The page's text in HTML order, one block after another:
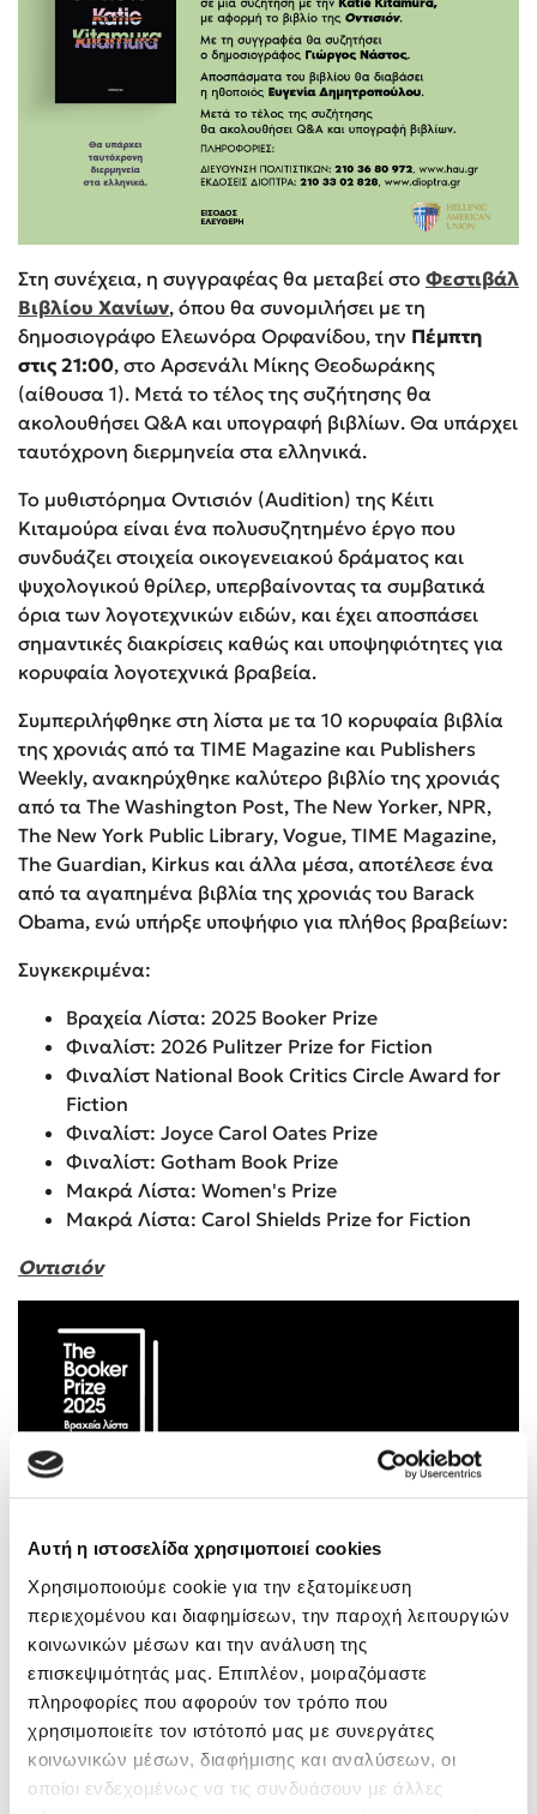
Αυτή η ιστοσελίδα χρησιμοποιεί cookies
Χρησιμοποιούμε cookie για την εξατομίκευση
περιεχομένου και διαφημίσεων, την παροχή λειτουργιών
κοινωνικών μέσων και την ανάλυση της
επισκεψιμότητάς μας. Επιπλέον, μοιραζόμαστε
πληροφορίες που αφορούν τον τρόπο που
χρησιμοποιείτε τον ιστότοπό μας με συνεργάτες
κοινωνικών μέσων, διαφήμισης και αναλύσεων, οι
οποίοι ενδεχομένως να τις συνδυάσουν με άλλες
Στη συνέχεια, η συγγραφέας θα μεταβεί στο Φεστιβάλ
Βιβλίου Χανίων, όπου θα συνομιλήσει με τη
δημοσιογράφο Ελεωνόρα Ορφανίδου, την Πέμπτη
στις 21:00, στο Αρσενάλι Μίκης Θεοδωράκης
(αίθουσα 1). Μετά το τέλος της συζήτησης θα
ακολουθήσει Q&A και υπογραφή βιβλίων. Θα υπάρχει
ταυτόχρονη διερμηνεία στα ελληνικά.
Το μυθιστόρημα Οντισιόν (Audition) της Κέιτι
Κιταμούρα είναι ένα πολυσυζητημένο έργο που
συνδυάζει στοιχεία οικογενειακού δράματος και
ψυχολογικού θρίλερ, υπερβαίνοντας τα συμβατικά
όρια των λογοτεχνικών ειδών, και έχει αποσπάσει
σημαντικές διακρίσεις καθώς και υποψηφιότητες για
κορυφαία λογοτεχνικά βραβεία.
Συμπεριλήφθηκε στη λίστα με τα 10 κορυφαία βιβλία
της χρονιάς από τα TIME Magazine και Publishers
Weekly, ανακηρύχθηκε καλύτερο βιβλίο της χρονιάς
από τα The Washington Post, The New Yorker, NPR,
The New York Public Library, Vogue, TIME Magazine,
The Guardian, Kirkus και άλλα μέσα, αποτέλεσε ένα
από τα αγαπημένα βιβλία της χρονιάς του Barack
Obama, ενώ υπήρξε υποψήφιο για πλήθος βραβείων:
Συγκεκριμένα:
Βραχεία Λίστα: 2025 Booker Prize
Φιναλίστ: 2026 Pulitzer Prize for Fiction
Φιναλίστ National Book Critics Circle Award for
Fiction
Φιναλίστ: Joyce Carol Oates Prize
Φιναλίστ: Gotham Book Prize
Μακρά Λίστα: Women's Prize
Μακρά Λίστα: Carol Shields Prize for Fiction
Οντισιόν